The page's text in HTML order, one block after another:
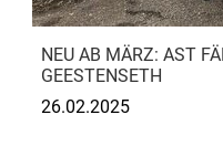
NEU AB MÄRZ: AST
GEESTENSETH
26.02.2025